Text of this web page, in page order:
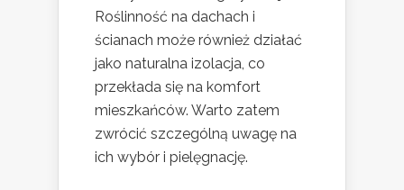
Roślinność na dachach i
ścianach może również działać
jako naturalna izolacja, co
przekłada się na komfort
mieszkańców. Warto zatem
zwrócić szczególną uwagę na
ich wybór i pielęgnację.